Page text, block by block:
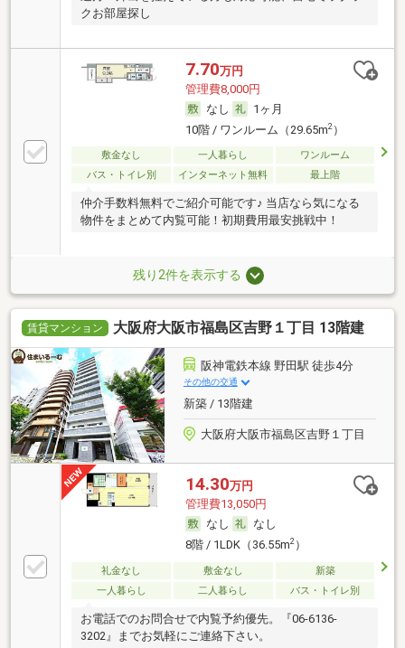
クお部屋探し
7.70万円
管理費8,000円
なし
1ヶ月
10階 / ワンルーム（29.65m2）
敷金なし 一人暮らし
ワンルーム
バス・トイレ別
インターネット無料 最上階
仲介手数料無料でご紹介可能です♪ 当店なら気になる
物件をまとめて内覧可能！初期費用最安挑戦中！
残り2件を表示する
賃貸マンション 大阪府大阪市福島区吉野１丁目 13階建
阪神電鉄本線 野田駅 徒歩4分
その他の交通
新築 / 13階建
大阪府大阪市福島区吉野１丁目
14.30万円
管理費13,050円
なし
なし
8階 / 1LDK（36.55m2）
礼金なし 敷金なし
新築
一人暮らし
二人暮らし バス・トイレ別
お電話でのお問合せで内覧予約優先。『06-6136-
3202』までお気軽にご連絡下さい。